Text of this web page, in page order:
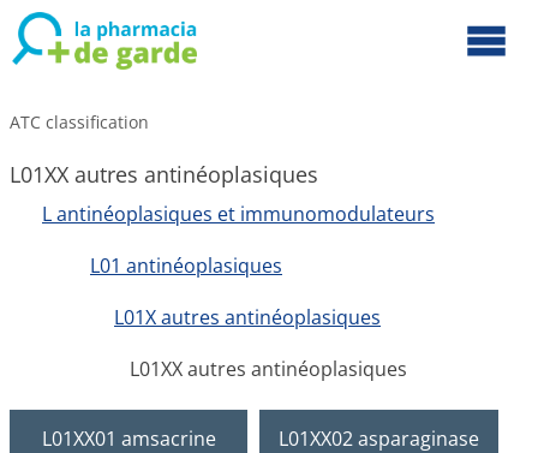
ATC classification
L01XX autres antinéoplasiques
L antinéoplasiques et immunomodulateurs
L01 antinéoplasiques
L01X autres antinéoplasiques
L01XX autres antinéoplasiques
L01XX01 amsacrine L01XX02 asparaginase